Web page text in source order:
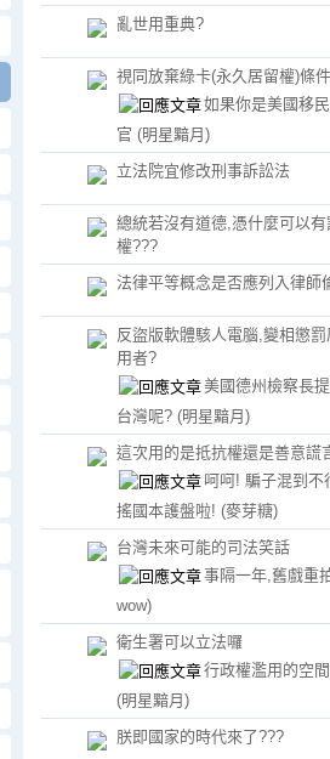
亂世用重典?
視同放棄綠卡(永久居留權)條件
如果你是美國移
官 (明星黯月)
立法院宜修改刑事訴訟法
總統若沒有道德,憑什麼可以有
權???
法律平等概念是否應列入律師
反盜版軟體駭人電腦,變相懲
用者?
美國德州檢察長
台灣呢? (明星黯月)
這次用的是抵抗權還是善意謊
呵呵! 騙子混到不
搖國本護盤啦! (麥芽糖)
台灣未來可能的司法笑話
事隔一年,舊戲重
wow)
衛生署可以立法囉
行政權濫用的空
(明星黯月)
朕即國家的時代來了???